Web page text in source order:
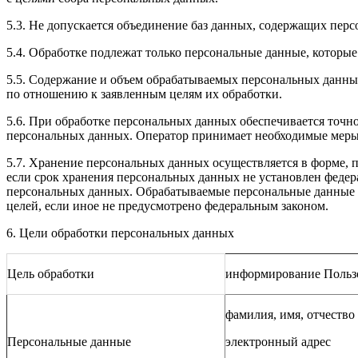
5.3. Не допускается объединение баз данных, содержащих
5.4. Обработке подлежат только персональные данные,
5.5. Содержание и объем обрабатываемых персональных
по отношению к заявленным целям их обработки.
5.6. При обработке персональных данных обеспечивается
персональных данных. Оператор принимает необходимые
5.7. Хранение персональных данных осуществляется в
если срок хранения персональных данных не установлен
персональных данных. Обрабатываемые персональные
целей, если иное не предусмотрено федеральным законом.
6. Цели обработки персональных данных
Цель обработки информирование
Персональные данные
фамилия, имя, отчество
электронный адрес